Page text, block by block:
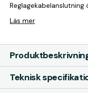
Reglagekabelanslutning
Läs mer
Teknisk